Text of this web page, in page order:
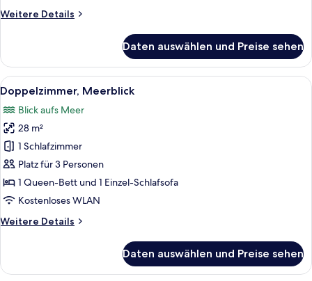
Weitere Details
Weitere
(Inland
View)
Daten auswählen und Preise sehen
Alle
Fotos
für
Doppelzimmer,
Meerblick
anzeigen
Doppelzimmer, Meerblick | Strand-/
6
Doppelzimmer, Meerblick
Blick aufs Meer
28 m²
1 Schlafzimmer
Platz für 3 Personen
1 Queen-Bett und 1 Einzel-Schlafsofa
Kostenloses WLAN
Weitere Details
Weitere
Meerblick
Daten auswählen und Preise sehen